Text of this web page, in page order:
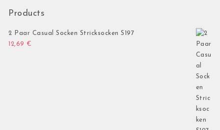
Products
2 Paar Casual Socken Stricksocken S197
12,69 €